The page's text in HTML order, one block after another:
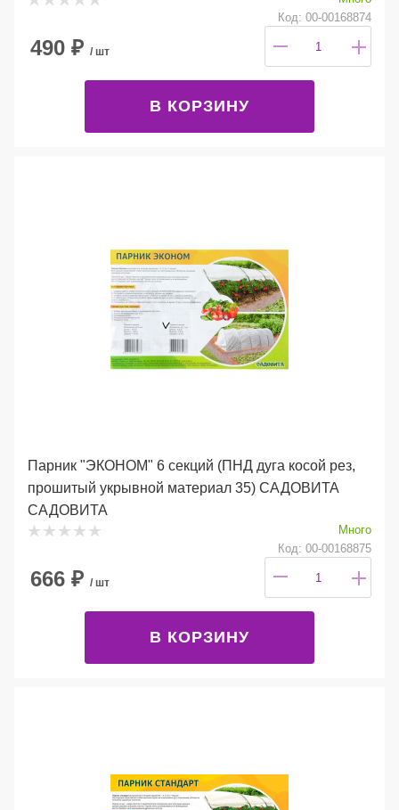
Код: 00-00168874
490 ₽ / шт
В КОРЗИНУ
Парник "ЭКОНОМ" 6 секций (ПНД дуга косой рез,
прошитый укрывной материал 35) САДОВИТА
САДОВИТА
Много
Код: 00-00168875
666 ₽ / шт
В КОРЗИНУ